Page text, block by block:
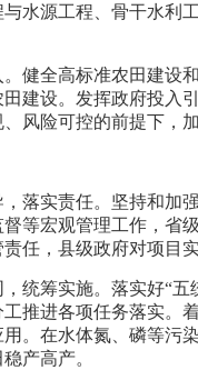
水源工程、骨干水利
。健全高标准农田建
建设。发挥政府投入
风险可控的前提下，
，落实责任。坚持和
等宏观管理工作，省
任，县级政府对项目
，统筹实施。落实好“
推进各项任务落实。
。在水体氮、磷等污
产高产。